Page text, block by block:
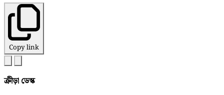
Copy link
ক্রীড়া ডেস্ক